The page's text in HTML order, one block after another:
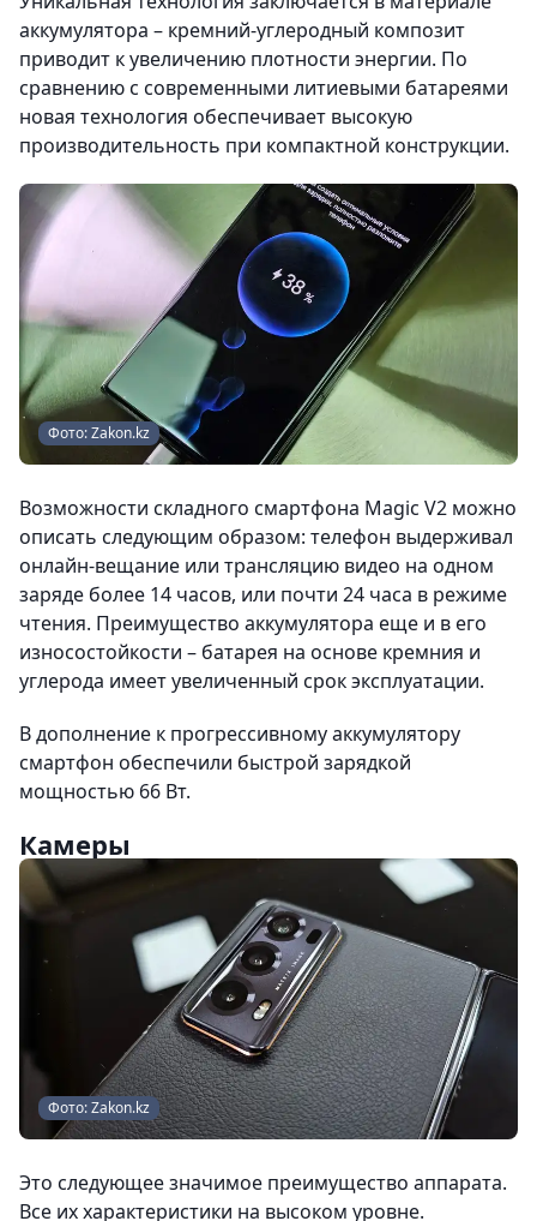
аккумулятора – кремний-углеродный композит
приводит к увеличению плотности энергии. По
сравнению с современными литиевыми батареями
новая технология обеспечивает высокую
производительность при компактной конструкции.
Фото: Zakon.kz
Возможности складного смартфона Magic V2 можно
описать следующим образом: телефон выдерживал
онлайн-вещание или трансляцию видео на одном
заряде более 14 часов, или почти 24 часа в режиме
чтения. Преимущество аккумулятора еще и в его
износостойкости – батарея на основе кремния и
углерода имеет увеличенный срок эксплуатации.
В дополнение к прогрессивному аккумулятору
смартфон обеспечили быстрой зарядкой
мощностью 66 Вт.
Камеры
Фото: Zakon.kz
Это следующее значимое преимущество аппарата.
Все их характеристики на высоком уровне.